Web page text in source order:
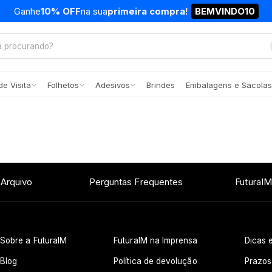
Ganhe10% OFFna suaprimeira compra! BEMVINDO10
Visita Folhetos Adesivos Brindes Embalagens e Sacolas
Perguntas Frequentes
Sobre a FuturaIM FuturaIM na Imprensa Dicas
Blog Política de devolução Prazos